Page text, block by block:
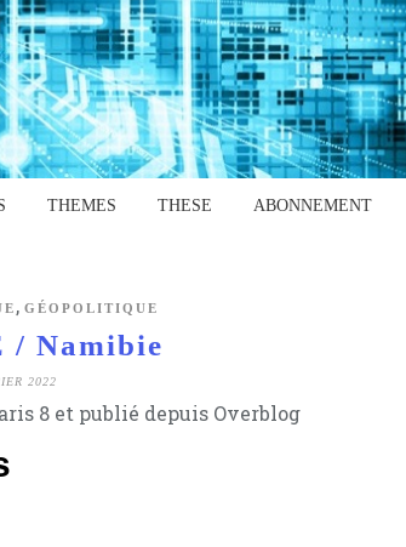
THEMES THESE ABONNEMENT
, GÉOPOLITIQUE
/ Namibie
2022
8 et publié depuis Overblog